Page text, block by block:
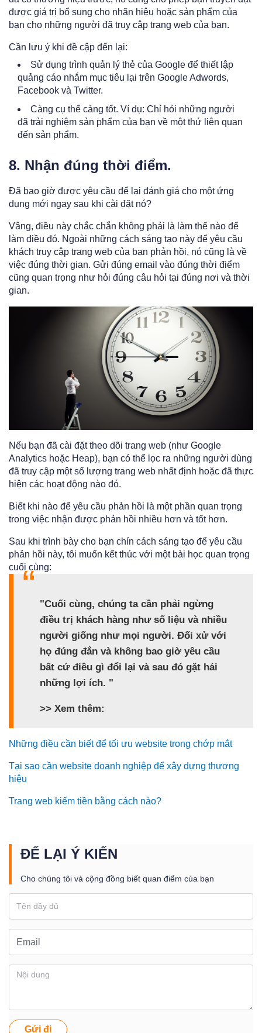
được giá trị bổ sung cho nhãn hiệu hoặc sản phẩm của
bạn cho những người đã truy cập trang web của bạn.
Cần lưu ý khi đề cập đến lại:
Sử dụng trình quản lý thẻ của Google để thiết lập
quảng cáo nhắm mục tiêu lại trên Google Adwords,
Facebook và Twitter.
Càng cụ thể càng tốt. Ví dụ: Chỉ hỏi những người
đã trải nghiệm sản phẩm của bạn về một thứ liên quan
đến sản phẩm.
8. Nhận đúng thời điểm.
Đã bao giờ được yêu cầu để lại đánh giá cho một ứng
dụng mới ngay sau khi cài đặt nó?
Vâng, điều này chắc chắn không phải là làm thế nào để
làm điều đó. Ngoài những cách sáng tạo này để yêu cầu
khách truy cập trang web của bạn phản hồi, nó cũng là về
việc đúng thời gian. Gửi đúng email vào đúng thời điểm
cũng quan trọng như hỏi đúng câu hỏi tại đúng nơi và thời
gian.
Nếu bạn đã cài đặt theo dõi trang web (như Google
Analytics hoặc Heap), bạn có thể lọc ra những người dùng
đã truy cập một số lượng trang web nhất định hoặc đã thực
hiện các hoạt động nào đó.
Biết khi nào để yêu cầu phản hồi là một phần quan trọng
trong việc nhận được phản hồi nhiều hơn và tốt hơn.
Sau khi trình bày cho bạn chín cách sáng tạo để yêu cầu
phản hồi này, tôi muốn kết thúc với một bài học quan trọng
cuối cùng:
"Cuối cùng, chúng ta cần phải ngừng
điều trị khách hàng như số liệu và nhiều
người giống như mọi người. Đối xử với
họ đúng đắn và không bao giờ yêu cầu
bất cứ điều gì đổi lại và sau đó gặt hái
những lợi ích. "
>> Xem thêm:
Những điều cần biết để tối ưu website trong chớp mắt
Tại sao cần website doanh nghiệp để xây dựng thương
hiệu
Trang web kiếm tiền bằng cách nào?
ĐỂ LẠI Ý KIẾN
Cho chúng tôi và cộng đồng biết quan điểm của bạn
Gửi đi